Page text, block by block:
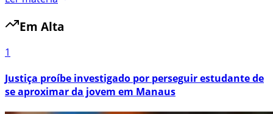
Em Alta
1
Justiça proíbe investigado por perseguir estudante de
se aproximar da jovem em Manaus